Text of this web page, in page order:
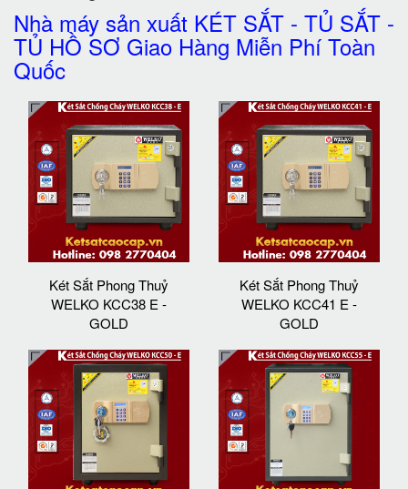
Nhà máy sản xuất KÉT SẮT - TỦ SẮT -
TỦ HỒ SƠ Giao Hàng Miễn Phí Toàn
Quốc
Két Sắt Phong Thuỷ
WELKO KCC38 E -
GOLD
Két Sắt Phong Thuỷ
WELKO KCC41 E -
GOLD